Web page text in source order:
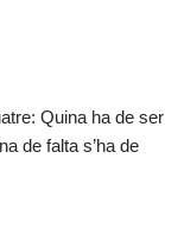
Quina ha de ser
de falta s’ha de